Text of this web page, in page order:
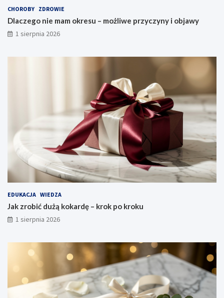
CHOROBY ZDROWIE
Dlaczego nie mam okresu – możliwe przyczyny i objawy
1 sierpnia 2026
EDUKACJA WIEDZA
Jak zrobić dużą kokardę – krok po kroku
1 sierpnia 2026